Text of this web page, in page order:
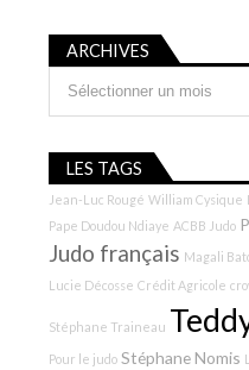
ARCHIVES
LES TAGS
Jean-Luc Rougé William Cysique
Pape Doudou Ndiaye ACBB Judo
Judo français Magali
Lucie Décosse Crédit Agricole
Stéphane Traineau
Pour le judo Stéphane Nomis